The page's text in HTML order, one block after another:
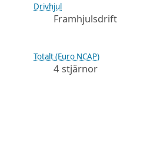
Drivhjul
Framhjulsdrift
Totalt (Euro NCAP)
4 stjärnor